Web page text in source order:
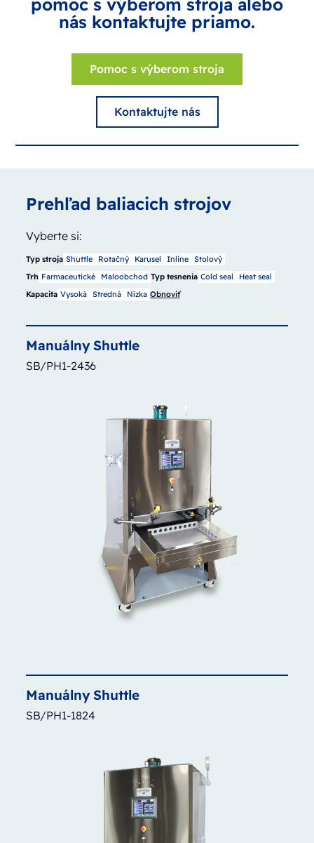
pomoc s výberom stroja alebo
nás kontaktujte priamo.
Pomoc s výberom stroja
Kontaktujte nás
Prehľad baliacich strojov
Vyberte si:
Typ stroja Shuttle Rotačný Karusel Inline Stolový
Trh Farmaceutické Maloobchod Typ tesnenia Cold seal
Heat seal
Kapacita Vysoká Stredná Nízka Obnoviť
ManuálnyShuttle
SB/PH1-2436
ManuálnyShuttle
SB/PH1-1824